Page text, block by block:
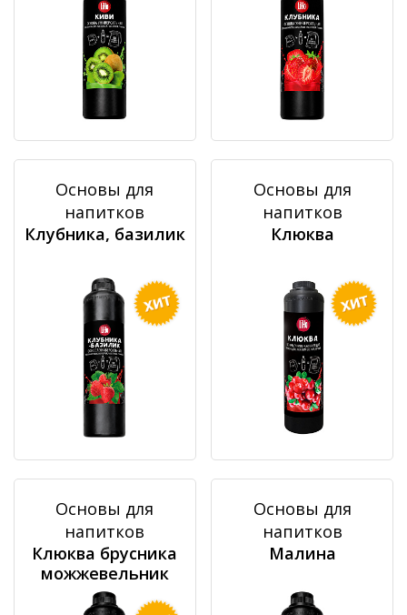
Основы для
напитков
Клубника, базилик
Основы для
напитков
Клюква
Основы для
напитков
Клюква брусника
можжевельник
Основы для
напитков
Малина